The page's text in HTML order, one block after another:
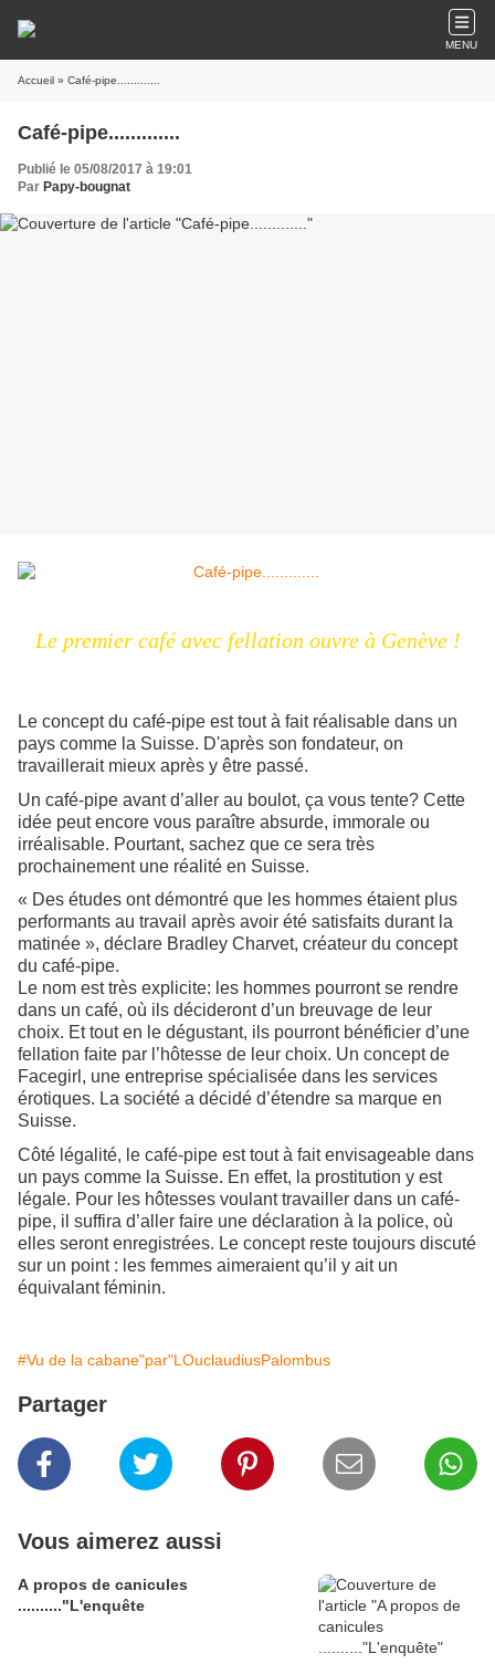
MENU
Accueil » Café-pipe.............
Café-pipe.............
Publié le 05/08/2017 à 19:01
Par Papy-bougnat
Le premier café avec fellation ouvre à Genève !
Le concept du café-pipe est tout à fait réalisable dans un
pays comme la Suisse. D'après son fondateur, on
travaillerait mieux après y être passé.
Un café-pipe avant d’aller au boulot, ça vous tente? Cette
idée peut encore vous paraître absurde, immorale ou
irréalisable. Pourtant, sachez que ce sera très
prochainement une réalité en Suisse.
« Des études ont démontré que les hommes étaient plus
performants au travail après avoir été satisfaits durant la
matinée », déclare Bradley Charvet, créateur du concept
du café-pipe.
Le nom est très explicite: les hommes pourront se rendre
dans un café, où ils décideront d’un breuvage de leur
choix. Et tout en le dégustant, ils pourront bénéficier d’une
fellation faite par l’hôtesse de leur choix. Un concept de
Facegirl, une entreprise spécialisée dans les services
érotiques. La société a décidé d’étendre sa marque en
Suisse.
Côté légalité, le café-pipe est tout à fait envisageable dans
un pays comme la Suisse. En effet, la prostitution y est
légale. Pour les hôtesses voulant travailler dans un café-
pipe, il suffira d’aller faire une déclaration à la police, où
elles seront enregistrées. Le concept reste toujours discuté
sur un point : les femmes aimeraient qu’il y ait un
équivalant féminin.
#Vu de la cabane"par"LOuclaudiusPalombus
Partager
Vous aimerez aussi
A propos de canicules
.........."L'enquête